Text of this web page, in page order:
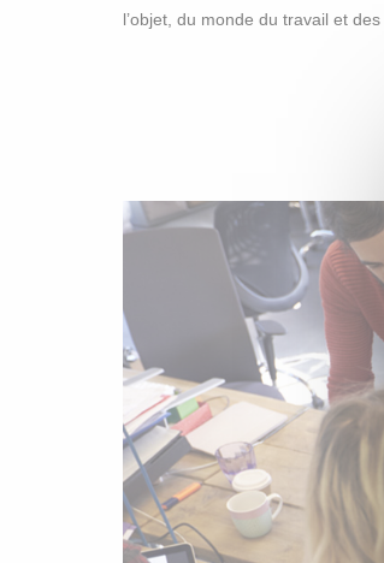
l’objet, du monde du travail et